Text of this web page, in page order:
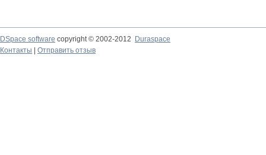
DSpace software copyright © 2002-2012
Duraspace
Контакты
Отправить отзыв